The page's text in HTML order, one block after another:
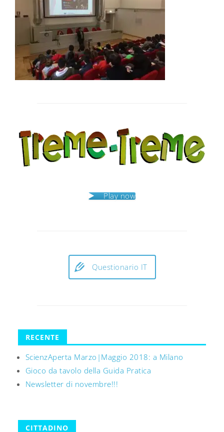
Play now
Questionario IT
RECENTE
ScienzAperta Marzo|Maggio 2018: a Milano
Gioco da tavolo della Guida Pratica
Newsletter di novembre!!!
CITTADINO